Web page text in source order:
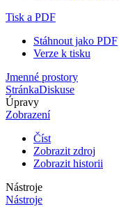
Tisk a PDF
Stáhnout jako PDF
Verze k tisku
Jmenné prostory
StránkaDiskuse
Úpravy
Zobrazení
Číst
Zobrazit zdroj
Zobrazit historii
Nástroje
Nástroje